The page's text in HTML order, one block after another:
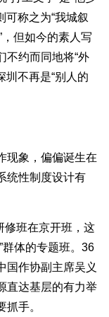
可称之为“我城叙
，但如今的素人写
不约而同地将“外
圳不再是“别人的
象，偏偏诞生在
统性制度设计有
班在京开班，这
群体的专题班。36
国作协副主席吴义
直达基层的有力举
手。